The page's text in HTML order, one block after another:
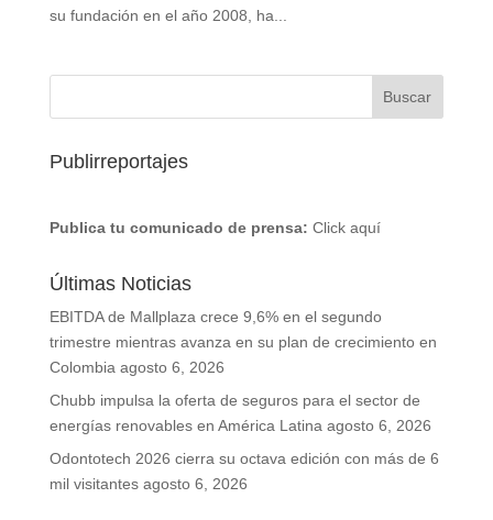
su fundación en el año 2008, ha...
Publirreportajes
Publica tu comunicado de prensa: Click aquí
Últimas Noticias
EBITDA de Mallplaza crece 9,6% en el segundo
trimestre mientras avanza en su plan de crecimiento en
Colombia agosto 6, 2026
Chubb impulsa la oferta de seguros para el sector de
energías renovables en América Latina agosto 6, 2026
Odontotech 2026 cierra su octava edición con más de 6
mil visitantes agosto 6, 2026